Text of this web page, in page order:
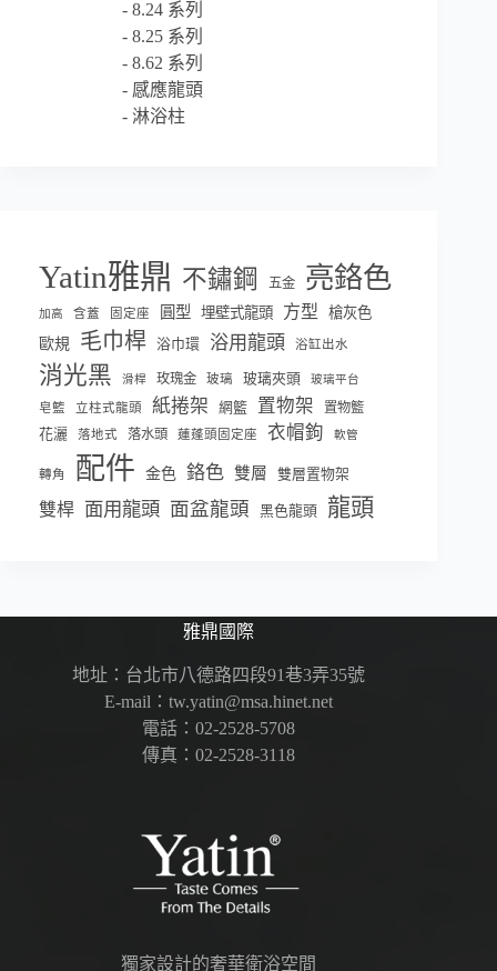
8.24 系列
8.25 系列
8.62 系列
感應龍頭
淋浴柱
Yatin雅鼎 不鏽鋼 五金 亮鉻色
加高 含蓋 固定座 圓型 埋壁式龍頭 方型
槍灰色
歐規
毛巾桿 浴巾環 浴用龍頭 浴缸出水
消光黑 滑桿 玫瑰金 玻璃 玻璃夾頭 玻璃平台
皂籃 立柱式龍頭 紙捲架 網籃 置物架
置物籃
花灑
落地式 落水頭 蓮蓬頭固定座 衣帽鉤 軟管
轉角 配件 金色 鉻色 雙層 雙層置物架
雙桿 面用龍頭 面盆龍頭 黑色龍頭 龍頭
雅鼎國際
地址：台北市八德路四段91巷3弄35號
E-mail：tw.yatin@msa.hinet.net
電話：02-2528-5708
傳真：02-2528-3118
獨家設計的奢華衛浴空間